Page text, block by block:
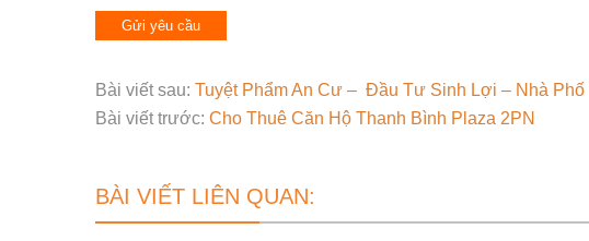
Bài viết sau: Tuyệt Phẩm An Cư – Đầu Tư Sinh Lợi – Nhà Phố
Bài viết trước: Cho Thuê Căn Hộ Thanh Bình Plaza 2PN
BÀI VIẾT LIÊN QUAN: